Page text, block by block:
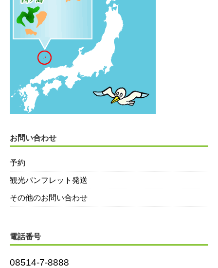
お問い合わせ
予約
観光パンフレット発送
その他のお問い合わせ
電話番号
08514-7-8888